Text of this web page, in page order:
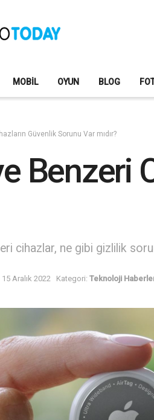
MOBIL OYUN BLOG
Güvenlik Sorunu Var mıdır?
Benzeri
cihazlar, ne gibi gizlilik
15 Aralık 2022 Kategori: Teknoloji